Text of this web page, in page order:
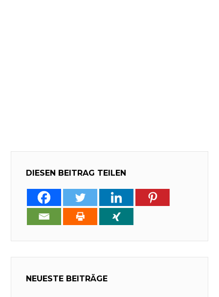
DIESEN BEITRAG TEILEN
NEUESTE BEITRÄGE